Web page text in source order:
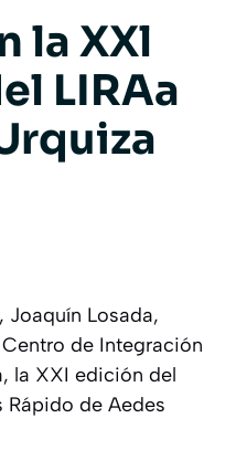
la XXl
LIRAa
Joaquín Losada,
de Integración
la XXI edición del
Rápido de Aedes